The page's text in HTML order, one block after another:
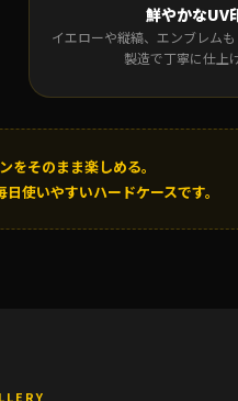
鮮やかなUV
イエローや縦縞、エンブレム
製造で丁寧に仕上
をそのまま楽しめる。
日使いやすいハードケースです。